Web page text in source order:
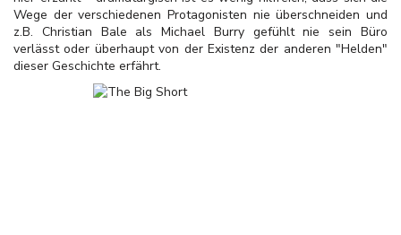
Wege der verschiedenen Protagonisten nie überschneiden und
z.B. Christian Bale als Michael Burry gefühlt nie sein Büro
verlässt oder überhaupt von der Existenz der anderen "Helden"
dieser Geschichte erfährt.